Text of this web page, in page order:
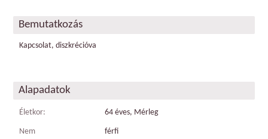
Bemutatkozás
Kapcsolat, diszkrécióva
Alapadatok
Életkor: 64 éves, Mérleg
Nem férfi